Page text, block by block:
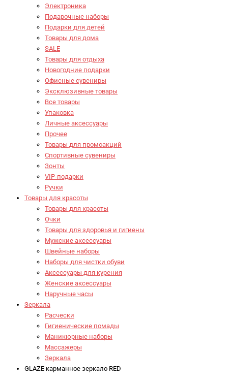
Электроника
Подарочные наборы
Подарки для детей
Товары для дома
SALE
Товары для отдыха
Новогодние подарки
Офисные сувениры
Эксклюзивные товары
Все товары
Упаковка
Личные аксессуары
Прочее
Товары для промоакций
Спортивные сувениры
Зонты
VIP-подарки
Ручки
Товары для красоты
Товары для красоты
Очки
Товары для здоровья и гигиены
Мужские аксессуары
Швейные наборы
Наборы для чистки обуви
Аксессуары для курения
Женские аксессуары
Наручные часы
Зеркала
Расчески
Гигиенические помады
Маникюрные наборы
Массажеры
Зеркала
GLAZE карманное зеркало RED